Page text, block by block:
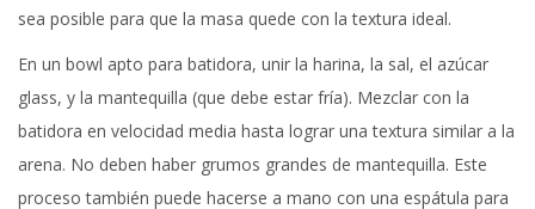
sea posible para que la masa quede con la textura ideal.
En un bowl apto para batidora, unir la harina, la sal, el azúcar
glass, y la mantequilla (que debe estar fría). Mezclar con la
batidora en velocidad media hasta lograr una textura similar a la
arena. No deben haber grumos grandes de mantequilla. Este
proceso también puede hacerse a mano con una espátula para